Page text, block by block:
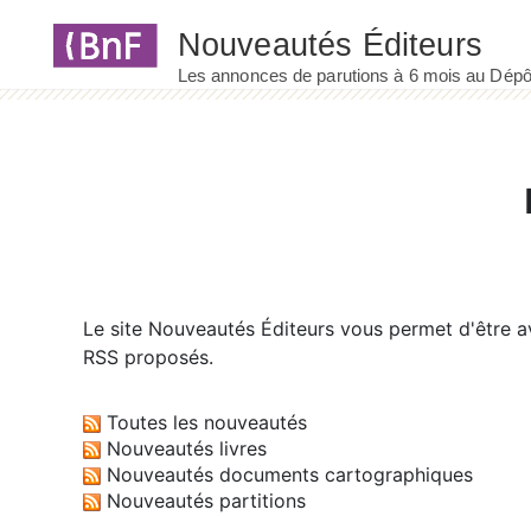
Le site Nouveautés Éditeurs vous permet d'être
RSS proposés.
Toutes les nouveautés
Nouveautés livres
Nouveautés documents cartographiques
Nouveautés partitions